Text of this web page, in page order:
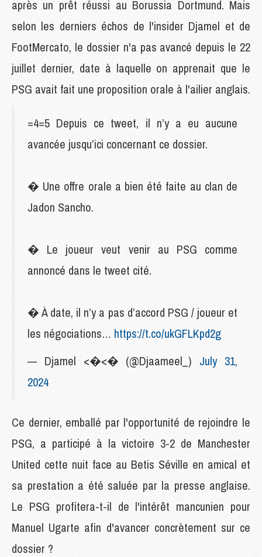
après un prêt réussi au Borussia Dortmund. Mais
selon les derniers échos de l'insider Djamel et de
FootMercato, le dossier n'a pas avancé depuis le 22
juillet dernier, date à laquelle on apprenait que le
PSG avait fait une proposition orale à l'ailier anglais.
=4=5 Depuis ce tweet, il n’y a eu aucune
avancée jusqu’ici concernant ce dossier.
� Une offre orale a bien été faite au clan de
Jadon Sancho.
� Le joueur veut venir au PSG comme
annoncé dans le tweet cité.
� À date, il n’y a pas d’accord PSG / joueur et
les négociations… https://t.co/ukGFLKpd2g
— Djamel <�<� (@Djaameel_) July 31,
2024
Ce dernier, emballé par l'opportunité de rejoindre le
PSG, a participé à la victoire 3-2 de Manchester
United cette nuit face au Betis Séville en amical et
sa prestation a été saluée par la presse anglaise.
Le PSG profitera-t-il de l'intérêt mancunien pour
Manuel Ugarte afin d'avancer concrètement sur ce
dossier ?